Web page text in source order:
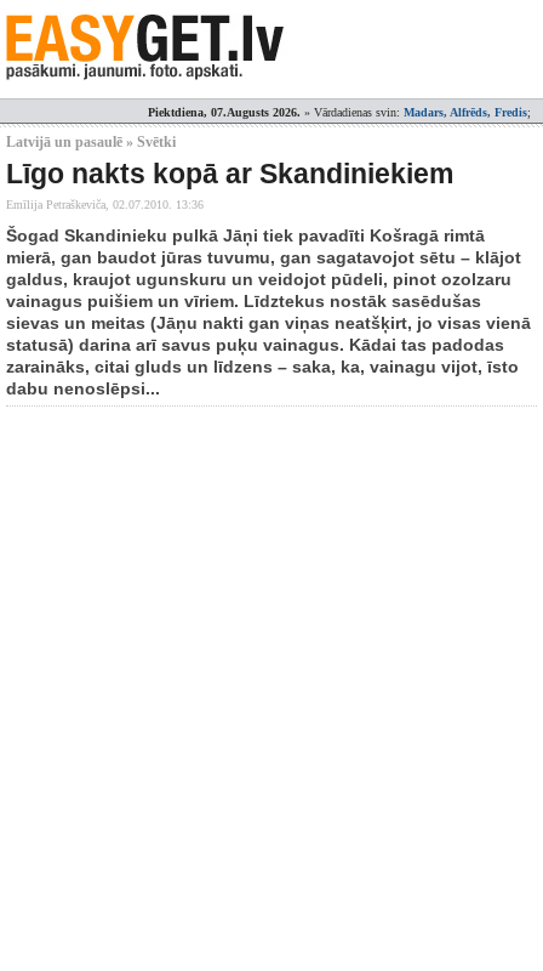
Piektdiena, 07.Augusts 2026. » Vārdadienas svin: Madars, Alfrēds, Fredis;
Latvijā un pasaulē » Svētki
Līgo nakts kopā ar Skandiniekiem
Emīlija Petraškeviča, 02.07.2010. 13:36
Šogad Skandinieku pulkā Jāņi tiek pavadīti Košragā rimtā
mierā, gan baudot jūras tuvumu, gan sagatavojot sētu – klājot
galdus, kraujot ugunskuru un veidojot pūdeli, pinot ozolzaru
vainagus puišiem un vīriem. Līdztekus nostāk sasēdušas
sievas un meitas (Jāņu nakti gan viņas neatšķirt, jo visas vienā
statusā) darina arī savus puķu vainagus. Kādai tas padodas
zaraināks, citai gluds un līdzens – saka, ka, vainagu vijot, īsto
dabu nenoslēpsi...